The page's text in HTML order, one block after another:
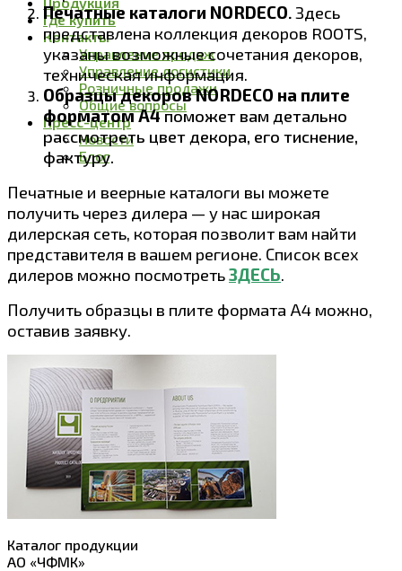
Где купить
Контакты
Управление продаж
Управление логистики
Розничные продажи
Общие вопросы
Пресс-центр
Новости
Блог
Печатные каталоги NORDECO. Здесь
представлена коллекция декоров ROOTS,
указаны возможные сочетания декоров,
техническая информация.
Образцы декоров NORDECO на плите
форматом А4поможет вам детально
рассмотреть цвет декора, его тиснение,
фактуру.
Печатные и веерные каталоги вы можете
получить через дилера — у нас широкая
дилерская сеть, которая позволит вам найти
представителя в вашем регионе. Список всех
дилеров можно посмотретьЗДЕСЬ.
Получить образцы в плите формата А4 можно,
оставив заявку.
Каталог продукции
АО «ЧФМК»